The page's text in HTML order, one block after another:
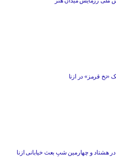
«نخ قرمز» در ازنا
هشتاد و چهارمین شبِ بعث خیابانی ازنا